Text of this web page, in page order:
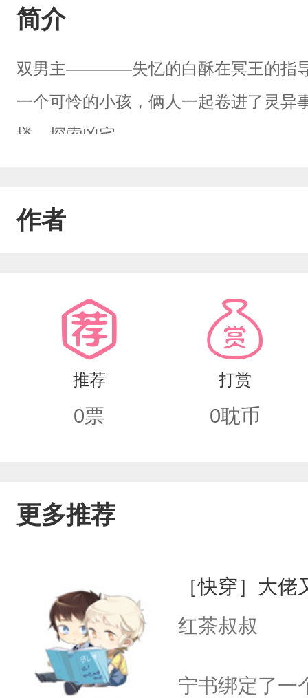
简介
双男主————失忆的白酥在冥王的指
一个可怜的小孩，俩人一起卷进了灵异
楼，探索凶宅……
作者
推荐
0票
打赏
0耽币
更多推荐
［快穿］大
红茶叔叔
宁书绑定了一